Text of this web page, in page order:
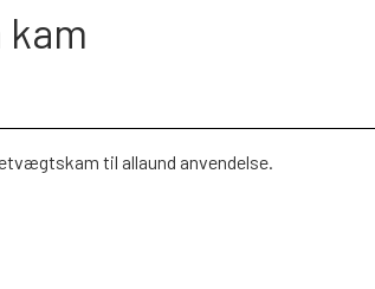
til allaund anvendelse.